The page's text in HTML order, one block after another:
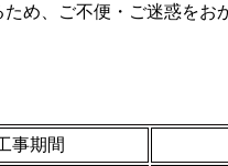
め、ご不便・ご迷惑をお
事期間